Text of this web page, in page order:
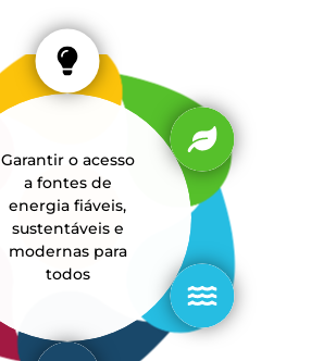
Garantir o acesso
a fontes de
energia fiáveis,
sustentáveis e
modernas para
todos